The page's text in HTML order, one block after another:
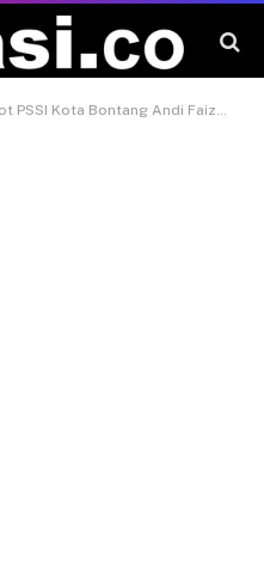
Kota Bontang Andi Faizal Sofyan Hasdam